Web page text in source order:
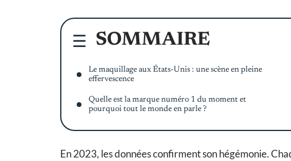
SOMMAIRE
Le maquillage aux États-Unis : une scène en pleine
effervescence
Quelle est la marque numéro 1 du moment et
pourquoi tout le monde en parle ?
En 2023, les données confirment son hégémonie.